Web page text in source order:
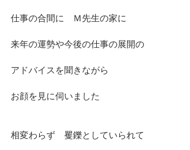
仕事の合間に　Ｍ先生の家に
来年の運勢や今後の仕事の展開の
アドバイスを聞きながら
お顔を見に伺いました
相変わらず　矍鑠としていられて